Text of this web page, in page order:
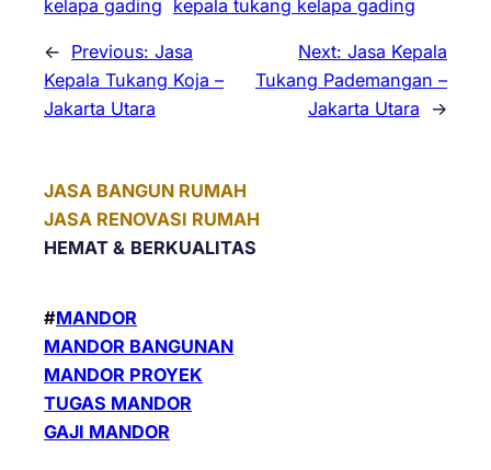
kelapa gading kepala tukang kelapa gading
← Previous: Jasa
Kepala Tukang Koja –
Jakarta Utara
Next: Jasa Kepala
Tukang Pademangan –
Jakarta Utara
→
JASA BANGUN RUMAH
JASA RENOVASI RUMAH
HEMAT & BERKUALITAS
#MANDOR
MANDOR BANGUNAN
MANDOR PROYEK
TUGAS MANDOR
GAJI MANDOR